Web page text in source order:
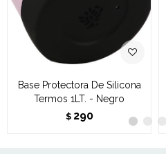
Base Protectora De Silicona
Termos 1LT. - Negro
$ 290